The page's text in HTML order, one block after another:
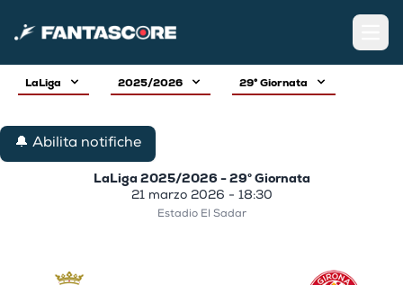
LaLiga 2025/2026 29° Giornata
🔔 Abilita notifiche
LaLiga 2025/2026 - 29° Giornata
21 marzo 2026 - 18:30
Estadio El Sadar